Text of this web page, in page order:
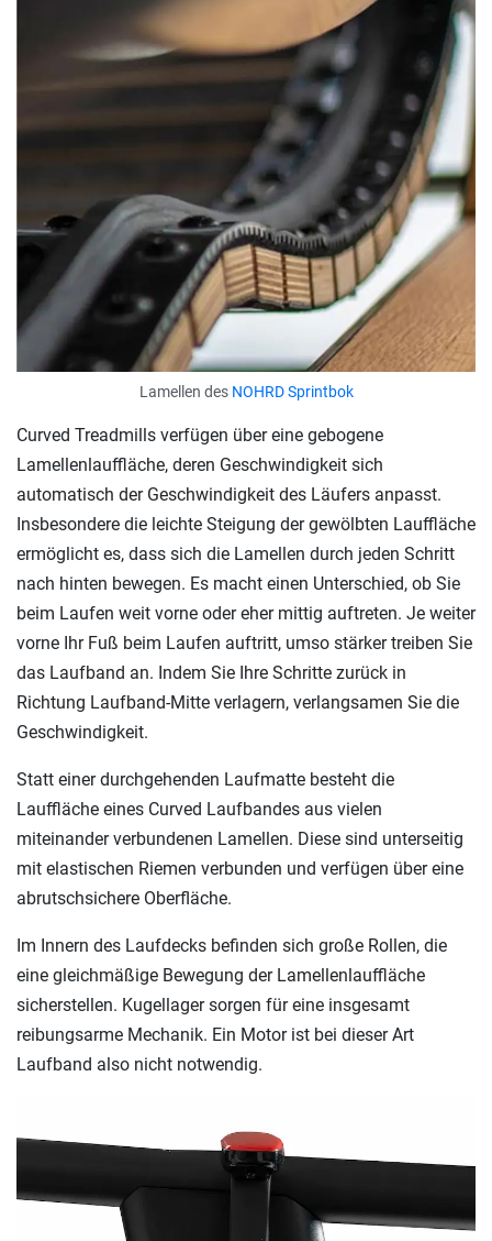
Lamellen des NOHRD Sprintbok
Curved Treadmills verfügen über eine gebogene
Lamellenlauffläche, deren Geschwindigkeit sich
automatisch der Geschwindigkeit des Läufers anpasst.
Insbesondere die leichte Steigung der gewölbten Lauffläche
ermöglicht es, dass sich die Lamellen durch jeden Schritt
nach hinten bewegen. Es macht einen Unterschied, ob Sie
beim Laufen weit vorne oder eher mittig auftreten. Je weiter
vorne Ihr Fuß beim Laufen auftritt, umso stärker treiben Sie
das Laufband an. Indem Sie Ihre Schritte zurück in
Richtung Laufband-Mitte verlagern, verlangsamen Sie die
Geschwindigkeit.
Statt einer durchgehenden Laufmatte besteht die
Lauffläche eines Curved Laufbandes aus vielen
miteinander verbundenen Lamellen. Diese sind unterseitig
mit elastischen Riemen verbunden und verfügen über eine
abrutschsichere Oberfläche.
Im Innern des Laufdecks befinden sich große Rollen, die
eine gleichmäßige Bewegung der Lamellenlauffläche
sicherstellen. Kugellager sorgen für eine insgesamt
reibungsarme Mechanik. Ein Motor ist bei dieser Art
Laufband also nicht notwendig.